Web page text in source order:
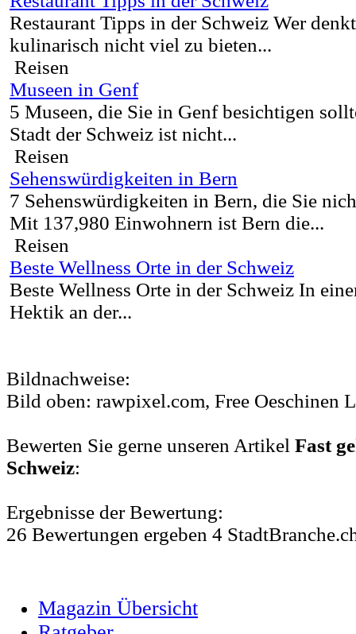
Restaurant Tipps in der Schweiz Wer
kulinarisch nicht viel zu bieten...
Reisen
Museen in Genf
5 Museen, die Sie in Genf besichtigen
Stadt der Schweiz ist nicht...
Reisen
Sehenswürdigkeiten in Bern
7 Sehenswürdigkeiten in Bern, die Sie
Mit 137,980 Einwohnern ist Bern die...
Reisen
Beste Wellness Orte in der Schweiz
Beste Wellness Orte in der Schweiz In
Hektik an der...
Bildnachweise:
Bild oben: rawpixel.com, Free Oeschinen
Bewerten Sie gerne unseren Artikel Fast
Schweiz:
Ergebnisse der Bewertung:
26 Bewertungen ergeben 4
Magazin Übersicht